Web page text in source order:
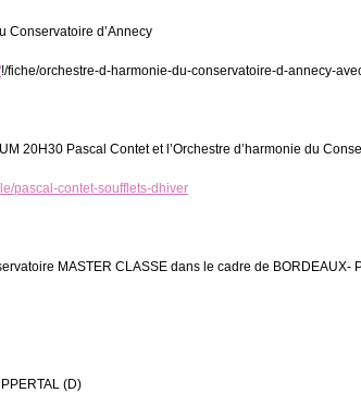
Conservatoire d’Annecy
!/fiche/orchestre-d-harmonie-du-conservatoire-d-annecy-
20H30 Pascal Contet et l’Orchestre d’harmonie du
pascal-contet-soufflets-dhiver
MASTER CLASSE dans le cadre de
(D)